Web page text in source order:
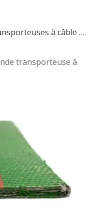
Comment choisir les bandes transporteuses à câble d'acier en fonction de la charge et de la distance
transporteuse à